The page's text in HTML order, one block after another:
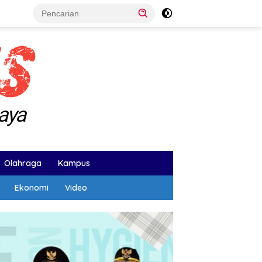
Olahraga Kampus
Ekonomi Video